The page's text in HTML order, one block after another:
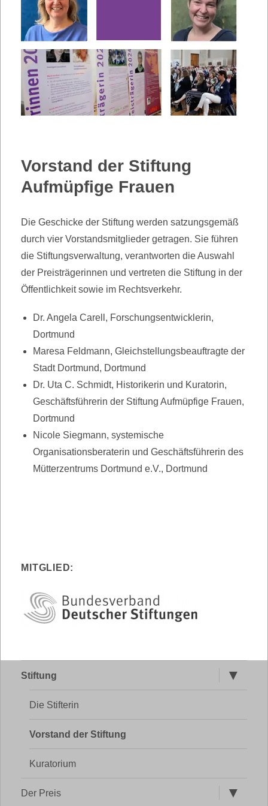
Vorstand der Stiftung
Aufmüpfige Frauen
Die Geschicke der Stiftung werden satzungsgemäß
durch vier Vorstandsmitglieder getragen. Sie führen
die Stiftungsverwaltung, verantworten die Auswahl
der Preisträgerinnen und vertreten die Stiftung in der
Öffentlichkeit sowie im Rechtsverkehr.
Dr. Angela Carell, Forschungsentwicklerin,
Dortmund
Maresa Feldmann, Gleichstellungsbeauftragte der
Stadt Dortmund, Dortmund
Dr. Uta C. Schmidt, Historikerin und Kuratorin,
Geschäftsführerin der Stiftung Aufmüpfige Frauen,
Dortmund
Nicole Siegmann, systemische
Organisationsberaterin und Geschäftsführerin des
Mütterzentrums Dortmund e.V., Dortmund
MITGLIED:
Stiftung
öffnen
Die Stifterin
Vorstand der Stiftung
Kuratorium
Der Preis
öffnen